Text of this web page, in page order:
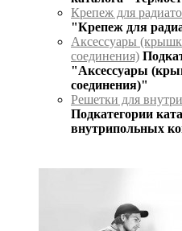
Крепеж для
"Крепеж для
Аксессуары
соединения)
"Аксессуары
соединения)"
Решетки для
Подкатегории
внутрипольных